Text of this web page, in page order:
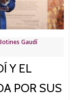
Gaudí
Y EL
POR SUS